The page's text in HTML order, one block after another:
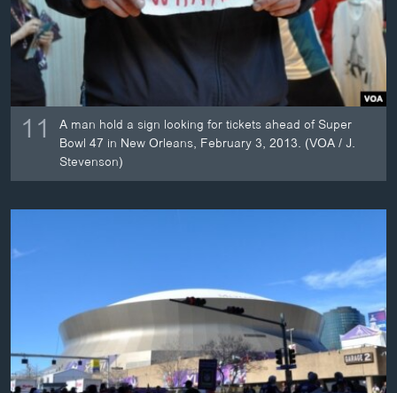
11
A man hold a sign looking for tickets ahead of Super
Bowl 47 in New Orleans, February 3, 2013. (VOA / J.
Stevenson)